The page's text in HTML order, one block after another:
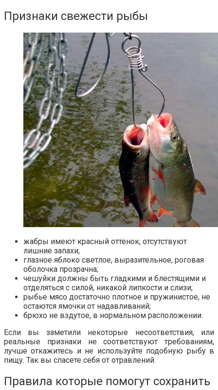
Признаки свежести рыбы
жабры имеют красный оттенок, отсутствуют
лишние запахи;
глазное яблоко светлое, выразительное, роговая
оболочка прозрачна;
чешуйки должны быть гладкими и блестящими и
отделяться с силой, никакой липкости и слизи;
рыбье мясо достаточно плотное и пружинистое, не
остаются ямочки от надавливаний;
брюхо не вздутое, в нормальном расположении.
Если вы заметили некоторые несоответствия, или
реальные признаки не соответствуют требованиям,
лучше откажитесь и не используйте подобную рыбу в
пищу. Так вы спасете себя от отравлений.
Правила которые помогут сохранить